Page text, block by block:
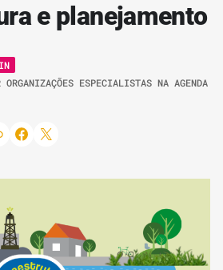
e planejamento
ORGANIZAÇÕES ESPECIALISTAS NA AGENDA